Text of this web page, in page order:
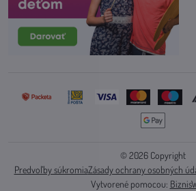
©2026 Copyright
Predvoľby súkromiaZásady ochrany osobných
Vytvorené pomocou: